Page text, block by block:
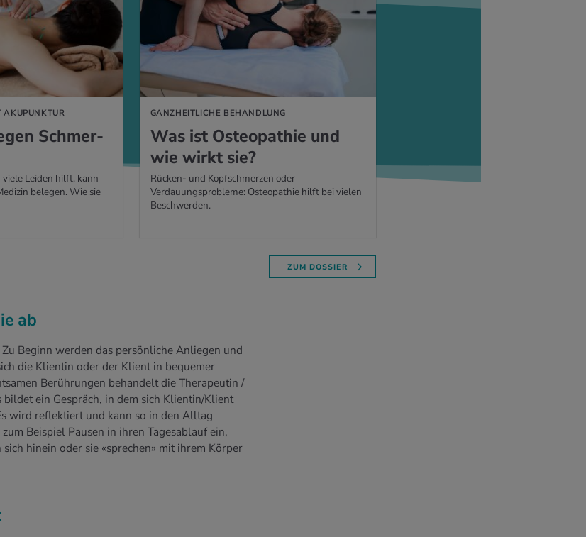
AKUPUNKTUR
Schmer­
Leiden hilft, kann
belegen. Wie sie
GANZHEITLICHE BEHANDLUNG
Was ist Os­teo­pa­thie und
wie wirkt sie?
Rücken- und Kopfschmerzen oder
Verdauungsprobleme: Osteopathie hilft bei vielen
Beschwerden.
ZUM DOSSIER
ab
Beginn werden das persönliche Anliegen und
die Klientin oder der Klient in bequemer
Berührungen behandelt die Therapeutin /
ein Gespräch, in dem sich Klientin/Klient
wird reflektiert und kann so in den Alltag
Beispiel Pausen in ihren Tagesablauf ein,
hinein oder sie «sprechen» mit ihrem Körper